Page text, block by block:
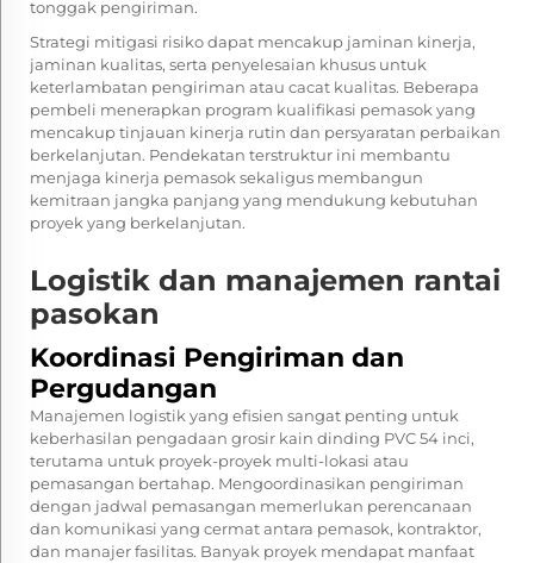
tonggak pengiriman.
Strategi mitigasi risiko dapat mencakup jaminan kinerja,
jaminan kualitas, serta penyelesaian khusus untuk
keterlambatan pengiriman atau cacat kualitas. Beberapa
pembeli menerapkan program kualifikasi pemasok yang
mencakup tinjauan kinerja rutin dan persyaratan perbaikan
berkelanjutan. Pendekatan terstruktur ini membantu
menjaga kinerja pemasok sekaligus membangun
kemitraan jangka panjang yang mendukung kebutuhan
proyek yang berkelanjutan.
Logistik dan manajemen rantai
pasokan
Koordinasi Pengiriman dan
Pergudangan
Manajemen logistik yang efisien sangat penting untuk
keberhasilan pengadaan grosir kain dinding PVC 54 inci,
terutama untuk proyek-proyek multi-lokasi atau
pemasangan bertahap. Mengoordinasikan pengiriman
dengan jadwal pemasangan memerlukan perencanaan
dan komunikasi yang cermat antara pemasok, kontraktor,
dan manajer fasilitas. Banyak proyek mendapat manfaat